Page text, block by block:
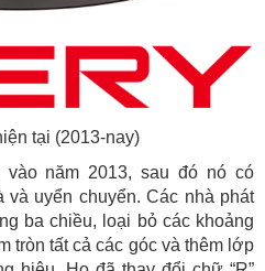
tại (2013-nay)
năm 2013, sau đó nó có
uyển chuyển. Các nhà phát
ba chiều, loại bỏ các khoảng
tròn tất cả các góc và thêm lớp